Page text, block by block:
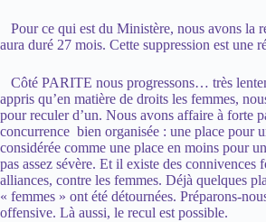
Pour ce qui est du Ministère, nous avons la
aura duré 27 mois. Cette suppression est une
Côté PARITE nous progressons… très
appris qu’en matière de droits les femmes,
pour reculer d’un. Nous avons affaire à forte
concurrence bien organisée : une place pour
considérée comme une place en moins pour
pas assez sévère. Et il existe des connivences
alliances, contre les femmes. Déjà quelques
« femmes » ont été détournées. Préparons-
offensive. Là aussi, le recul est possible.